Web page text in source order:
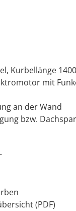
Kurbellänge
mit
an der Wand
bzw.
(PDF)